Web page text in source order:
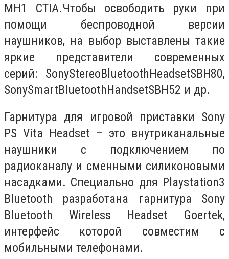
MH1 CTIA.Чтобы освободить руки при
помощи беспроводной версии
наушников, на выбор выставлены такие
яркие представители современных
серий: SonyStereoBluetoothHeadsetSBH80,
SonySmartBluetoothHandsetSBH52 и др.
Гарнитура для игровой приставки Sony
PS Vita Headset – это внутриканальные
наушники с подключением по
радиоканалу и сменными силиконовыми
насадками. Специально для Playstation3
Bluetooth разработана гарнитура Sony
Bluetooth Wireless Headset Goertek,
интерфейс которой совместим с
мобильными телефонами.